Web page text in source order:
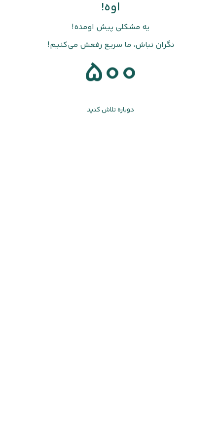
اوه!
یه مشکلی پیش اومده!
نگران نباش، ما سریع رفعش می‌کنیم!
500
دوباره تلاش کنید